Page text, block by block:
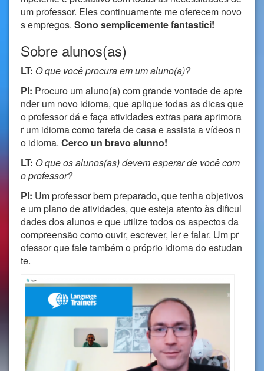
um professor. Eles continuamente me oferecem novo
s empregos. Sono semplicemente fantastici!
Sobre alunos(as)
LT: O que você procura em um aluno(a)?
PI: Procuro um aluno(a) com grande vontade de apre
nder um novo idioma, que aplique todas as dicas que
o professor dá e faça atividades extras para aprimora
r um idioma como tarefa de casa e assista a vídeos n
o idioma. Cerco un bravo alunno!
LT: O que os alunos(as) devem esperar de você com
o professor?
PI: Um professor bem preparado, que tenha objetivos
e um plano de atividades, que esteja atento às dificul
dades dos alunos e que utilize todos os aspectos da
compreensão como ouvir, escrever, ler e falar. Um pr
ofessor que fale também o próprio idioma do estudan
te.